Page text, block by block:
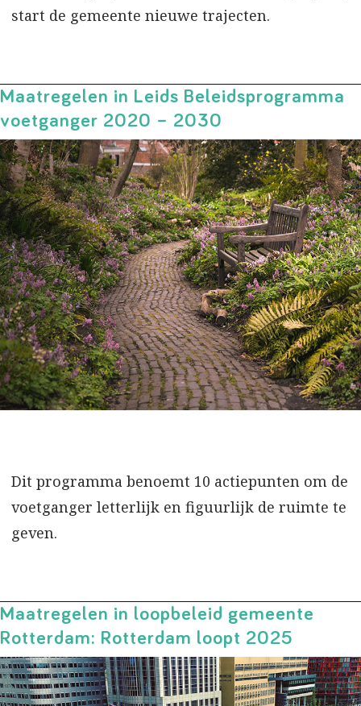
start de gemeente nieuwe trajecten.
Maatregelen in Leids Beleidsprogramma
voetganger 2020 – 2030
Dit programma benoemt 10 actiepunten om de
voetganger letterlijk en figuurlijk de ruimte te
geven.
Maatregelen in loopbeleid gemeente
Rotterdam: Rotterdam loopt 2025